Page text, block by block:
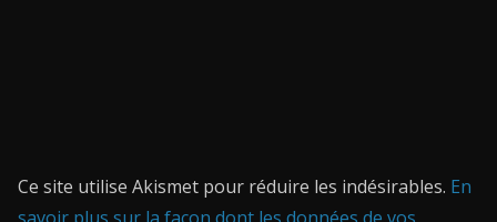
Ce site utilise Akismet pour réduire les indésirables. En